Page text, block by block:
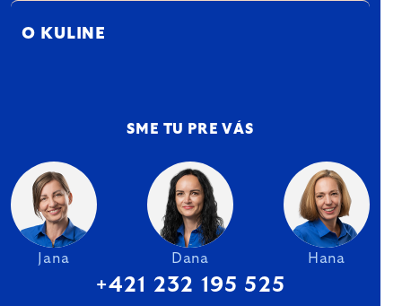
O KULINE
SME TU PRE VÁS
Jana Dana Hana
+421 232 195 525